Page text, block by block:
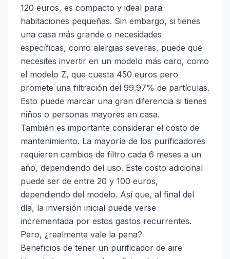
120 euros, es compacto y ideal para
habitaciones pequeñas. Sin embargo, si tienes
una casa más grande o necesidades
específicas, como alergias severas, puede que
necesites invertir en un modelo más caro, como
el modelo Z, que cuesta 450 euros pero
promete una filtración del 99.97% de partículas.
Esto puede marcar una gran diferencia si tienes
niños o personas mayores en casa.
También es importante considerar el costo de
mantenimiento. La mayoría de los purificadores
requieren cambios de filtro cada 6 meses a un
año, dependiendo del uso. Este costo adicional
puede ser de entre 20 y 100 euros,
dependiendo del modelo. Así que, al final del
día, la inversión inicial puede verse
incrementada por estos gastos recurrentes.
Pero, ¿realmente vale la pena?
Beneficios de tener un purificador de aire